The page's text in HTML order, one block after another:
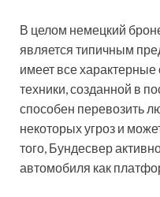
В целом немецкий
является типичным
имеет все
техники, созданной в
способен перевозить
некоторых угроз и
того, Бундесвер
автомобиля как